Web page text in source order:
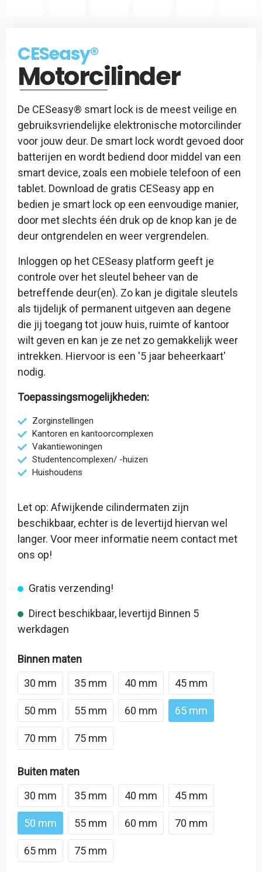
Afstandsbediening
CESeasy®
Motorcilinder
De CESeasy® smart lock is de meest veilige en
gebruiksvriendelijke elektronische motorcilinder
voor jouw deur. De smart lock wordt gevoed door
batterijen en wordt bediend door middel van een
smart device, zoals een mobiele telefoon of een
tablet. Download de gratis CESeasy app en
bedien je smart lock op een eenvoudige manier,
door met slechts één druk op de knop kan je de
deur ontgrendelen en weer vergrendelen.
Inloggen op het CESeasy platform geeft je
controle over het sleutel beheer van de
betreffende deur(en). Zo kan je digitale sleutels
als tijdelijk of permanent uitgeven aan degene
die jij toegang tot jouw huis, ruimte of kantoor
wilt geven en kan je ze net zo gemakkelijk weer
intrekken. Hiervoor is een '5 jaar beheerkaart'
nodig.
Toepassingsmogelijkheden:
Zorginstellingen
Kantoren en kantoorcomplexen
Vakantiewoningen
Studentencomplexen/ -huizen
Huishoudens
Let op: Afwijkende cilindermaten zijn
beschikbaar, echter is de levertijd hiervan wel
langer. Voor meer informatie neem contact met
ons op!
Gratis verzending!
Direct beschikbaar, levertijd Binnen 5
werkdagen
Binnen maten
30 mm
35 mm 40 mm 45 mm
50 mm 55 mm 60 mm 65 mm
70 mm 75 mm
Buiten maten
30 mm
35 mm 40 mm 45 mm
50 mm 55 mm 60 mm 70 mm
65 mm 75 mm